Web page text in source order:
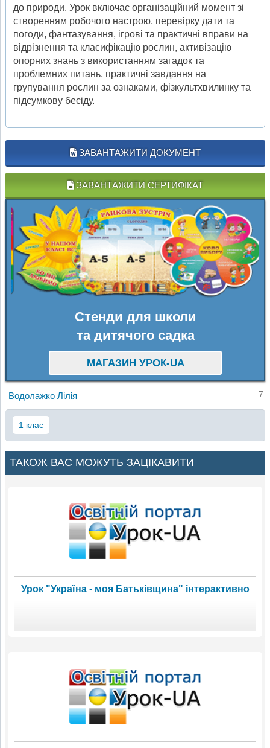
до природи. Урок включає організаційний момент зі
створенням робочого настрою, перевірку дати та
погоди, фантазування, ігрові та практичні вправи на
відрізнення та класифікацію рослин, активізацію
опорних знань з використанням загадок та
проблемних питань, практичні завдання на
групування рослин за ознаками, фізкультхвилинку та
підсумкову бесіду.
ЗАВАНТАЖИТИ ДОКУМЕНТ
ЗАВАНТАЖИТИ СЕРТИФІКАТ
Стенди для школи
та дитячого садка
МАГАЗИН УРОК-UA
Водолажко Лілія 7
1 клас
ТАКОЖ ВАС МОЖУТЬ ЗАЦІКАВИТИ
Урок "Україна - моя Батьківщина" інтерактивно